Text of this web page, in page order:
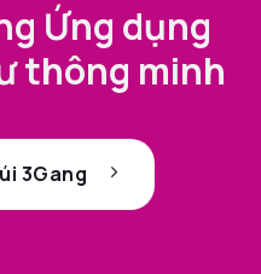
Ứng dụng
thông minh
3Gang